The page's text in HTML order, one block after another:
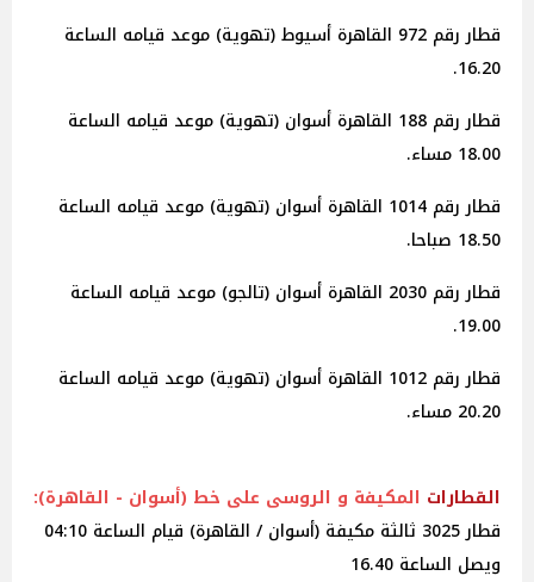
قطار رقم 972 القاهرة أسيوط (تهوية) موعد قيامه الساعة
16.20.
قطار رقم 188 القاهرة أسوان (تهوية) موعد قيامه الساعة
18.00 مساء.
قطار رقم 1014 القاهرة أسوان (تهوية) موعد قيامه الساعة
18.50 صباحا.
قطار رقم 2030 القاهرة أسوان (تالجو) موعد قيامه الساعة
19.00.
قطار رقم 1012 القاهرة أسوان (تهوية) موعد قيامه الساعة
20.20 مساء.
القطارات المكيفة و الروسى على خط (أسوان - القاهرة):
قطار 3025 ثالثة مكيفة (أسوان / القاهرة) قيام الساعة 04:10
ويصل الساعة 16.40